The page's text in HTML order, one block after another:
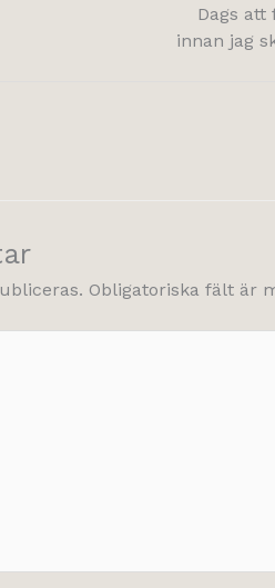
Dags
innan jag
Obligatoriska fält är